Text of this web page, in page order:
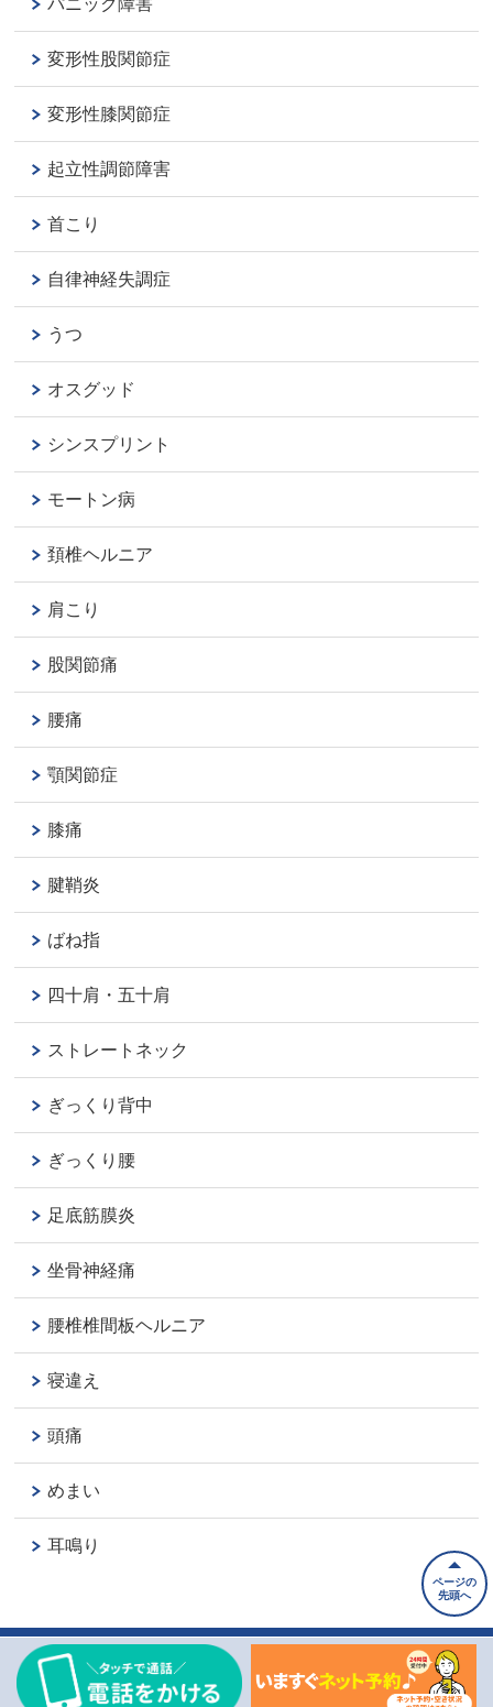
パニック障害
変形性股関節症
変形性膝関節症
起立性調節障害
首こり
自律神経失調症
うつ
オスグッド
シンスプリント
モートン病
頚椎ヘルニア
肩こり
股関節痛
腰痛
顎関節症
膝痛
腱鞘炎
ばね指
四十肩・五十肩
ストレートネック
ぎっくり背中
ぎっくり腰
足底筋膜炎
坐骨神経痛
腰椎椎間板ヘルニア
寝違え
頭痛
めまい
耳鳴り
ページの
先頭へ